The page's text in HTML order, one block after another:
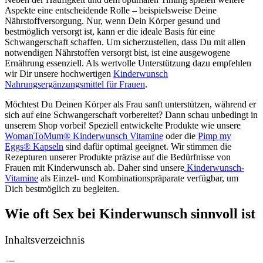
Aspekte eine entscheidende Rolle – beispielsweise Deine
Nährstoffversorgung. Nur, wenn Dein Körpergesund und
bestmöglich versorgt ist, kann er die ideale Basis für eine
Schwangerschaft schaffen. Um sicherzustellen, dass Du mit allen
notwendigen Nährstoffen versorgt bist, ist eine ausgewogene
Ernährung essenziell. Als wertvolle Unterstützung dazu empfehlen
wir Dir unsere hochwertigen Kinderwunsch
Nahrungsergänzungsmittel für Frauen.
Möchtest Du Deinen Körper als Frau sanft unterstützen, während er
sich auf eine Schwangerschaft vorbereitet? Dann schau unbedingt in
unserem Shop vorbei! Speziell entwickelte Produkte wie unsere
WomanToMum® Kinderwunsch Vitamine oder die Pimp my
Eggs® Kapseln sind dafür optimal geeignet. Wir stimmen die
Rezepturen unserer Produkte präzise auf die Bedürfnisse von
Frauen mit Kinderwunsch ab. Daher sind unsere Kinderwunsch-
Vitamine als Einzel- und Kombinationspräparate verfügbar, um
Dich bestmöglich zu begleiten.
Wie oft Sex bei Kinderwunsch sinnvoll ist
Inhaltsverzeichnis